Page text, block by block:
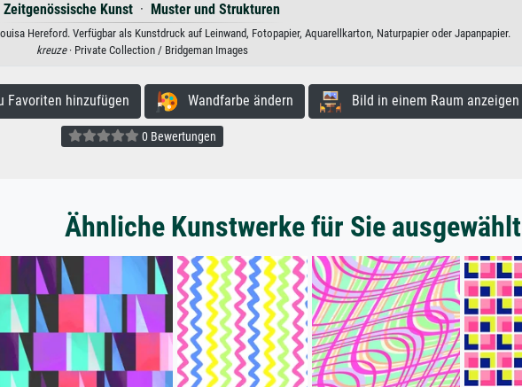
Zeitgenössische Kunst · Muster und Strukturen
Hereford. Verfügbar als Kunstdruck auf Leinwand, Fotopapier, Aquarellkarton, Naturpapier oder Japanpapier.
kreuze· Private Collection / Bridgeman Images
hinzufügen Wandfarbe ändern Bild in einem Raum anzeigen
0 Bewertungen
Ähnliche Kunstwerke für Sie ausgewählt